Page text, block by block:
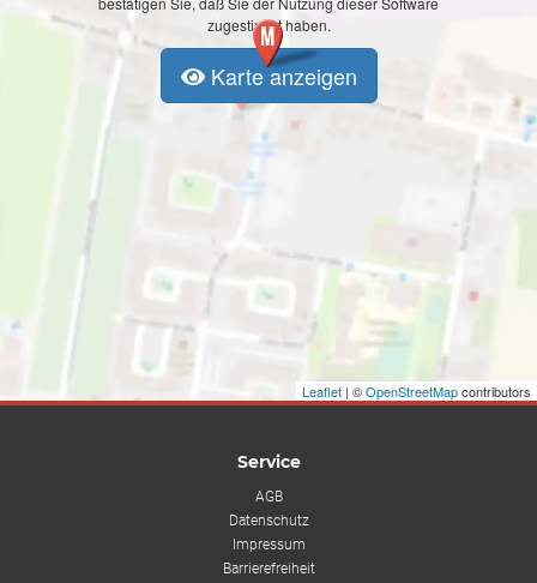
zugestimmt haben.
Karte anzeigen
Leaflet | ©OpenStreetMapcontributors
Service
AGB
Datenschutz
Impressum
Barrierefreiheit